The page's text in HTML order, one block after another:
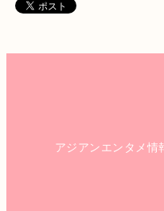
アジアンエンタメ情